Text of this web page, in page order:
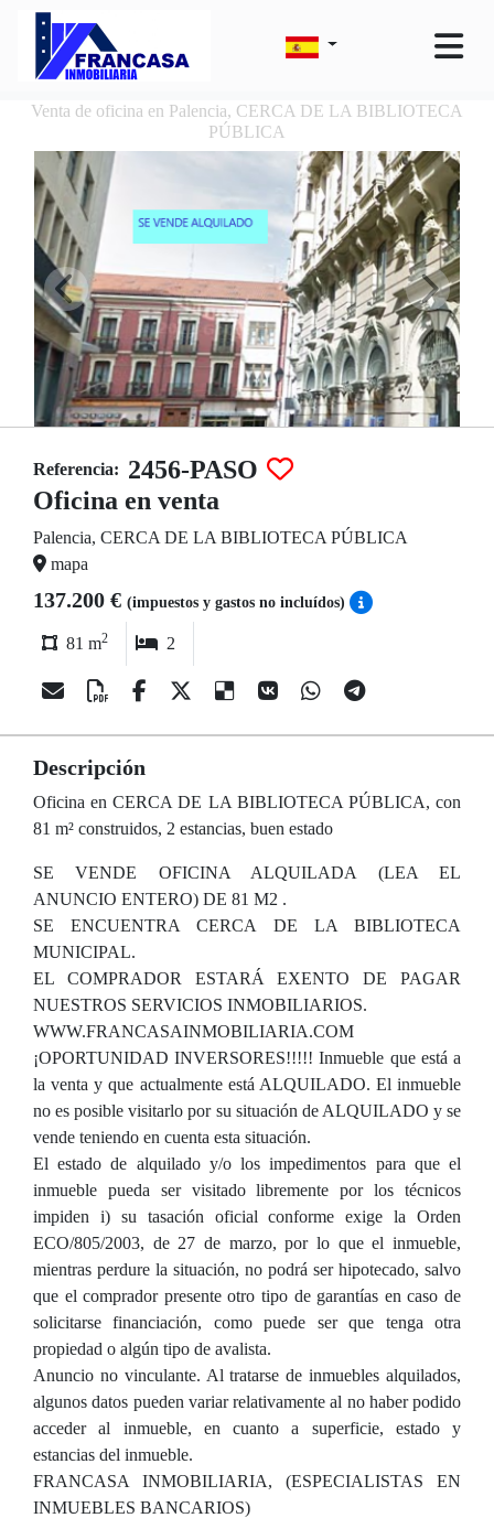
Venta de oficina en Palencia, CERCA DE LA BIBLIOTECA
PÚBLICA
Referencia: 2456-PASO
Oficina en venta
Palencia, CERCA DE LA BIBLIOTECA PÚBLICA
mapa
137.200 € (impuestos y gastos no incluídos)
81 m2 2
Descripción
Oficina en CERCA DE LA BIBLIOTECA PÚBLICA, con
81 m² construidos, 2 estancias, buen estado
SE VENDE OFICINA ALQUILADA (LEA EL
ANUNCIO ENTERO) DE 81 M2 .
SE ENCUENTRA CERCA DE LA BIBLIOTECA
MUNICIPAL.
EL COMPRADOR ESTARÁ EXENTO DE PAGAR
NUESTROS SERVICIOS INMOBILIARIOS.
WWW.FRANCASAINMOBILIARIA.COM
¡OPORTUNIDAD INVERSORES!!!!! Inmueble que está a
la venta y que actualmente está ALQUILADO. El inmueble
no es posible visitarlo por su situación de ALQUILADO y se
vende teniendo en cuenta esta situación.
El estado de alquilado y/o los impedimentos para que el
inmueble pueda ser visitado libremente por los técnicos
impiden i) su tasación oficial conforme exige la Orden
ECO/805/2003, de 27 de marzo, por lo que el inmueble,
mientras perdure la situación, no podrá ser hipotecado, salvo
que el comprador presente otro tipo de garantías en caso de
solicitarse financiación, como puede ser que tenga otra
propiedad o algún tipo de avalista.
Anuncio no vinculante. Al tratarse de inmuebles alquilados,
algunos datos pueden variar relativamente al no haber podido
acceder al inmueble, en cuanto a superficie, estado y
estancias del inmueble.
FRANCASA INMOBILIARIA, (ESPECIALISTAS EN
INMUEBLES BANCARIOS)